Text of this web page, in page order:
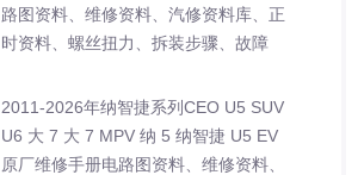
路图资料、维修资料、汽修资料库、正
时资料、螺丝扭力、拆装步骤、故障
2011-2026年纳智捷系列CEO U5 SUV
U6 大 7 大 7 MPV 纳 5 纳智捷 U5 EV
原厂维修手册电路图资料、维修资料、